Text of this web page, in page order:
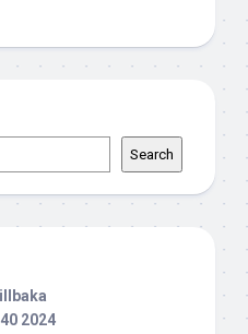
Search
2024